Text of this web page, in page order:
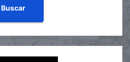
Buscar